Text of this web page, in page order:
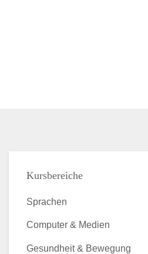
Kursbereiche
Sprachen
Computer & Medien
Gesundheit & Bewegung